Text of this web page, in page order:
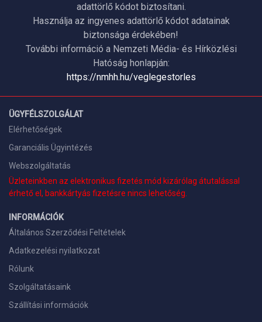
adattörlő kódot biztosítani.
Használja az ingyenes adattörlő kódot adatainak
biztonsága érdekében!
További információ a Nemzeti Média- és Hírközlési
Hatóság honlapján:
https://nmhh.hu/veglegestorles
ÜGYFÉLSZOLGÁLAT
Elérhetőségek
Garanciális Ügyintézés
Webszolgáltatás
Üzleteinkben az elektronikus fizetés mód kizárólag átutalással
érhető el, bankkártyás fizetésre nincs lehetőség.
INFORMÁCIÓK
Általános Szerződési Feltételek
Adatkezelési nyilatkozat
Rólunk
Szolgáltatásaink
Szállítási információk